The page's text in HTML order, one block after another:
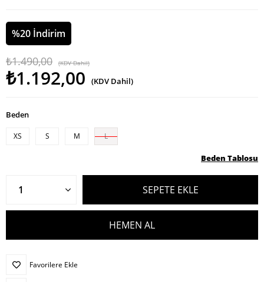
%20 İndirim
₺1.490,00 (KDV Dahil)
₺1.192,00 (KDV Dahil)
Beden
XS S M L
Beden Tablosu
Favorilere Ekle